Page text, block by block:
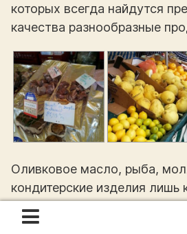
которых всегда найдутся
качества разнообразные
Оливковое масло, рыба,
кондитерские изделия лишь
того богатого ассортимента
продуктов, которые можно